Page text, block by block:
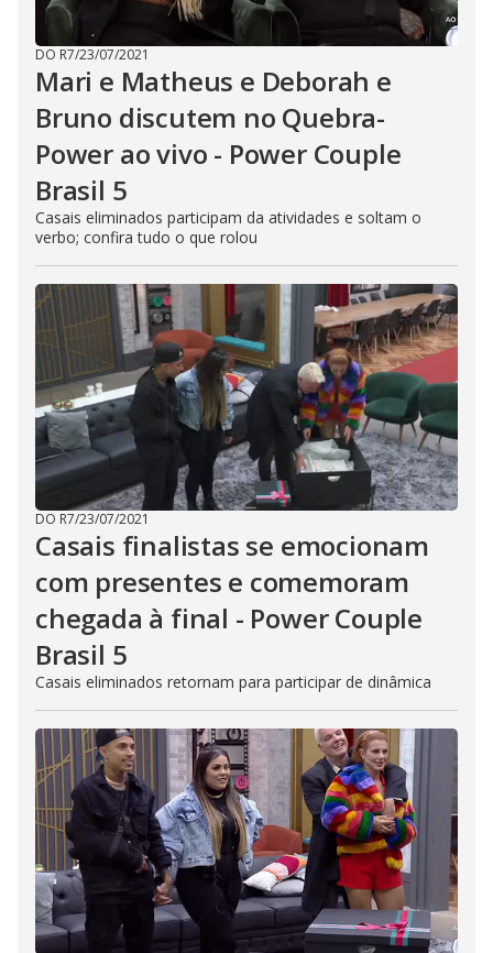
DO R7/23/07/2021
Mari e Matheus e Deborah e
Bruno discutem no Quebra-
Power ao vivo - Power Couple
Brasil 5
Casais eliminados participam da atividades e soltam o
verbo; confira tudo o que rolou
DO R7/23/07/2021
Casais finalistas se emocionam
com presentes e comemoram
chegada à final - Power Couple
Brasil 5
Casais eliminados retornam para participar de dinâmica